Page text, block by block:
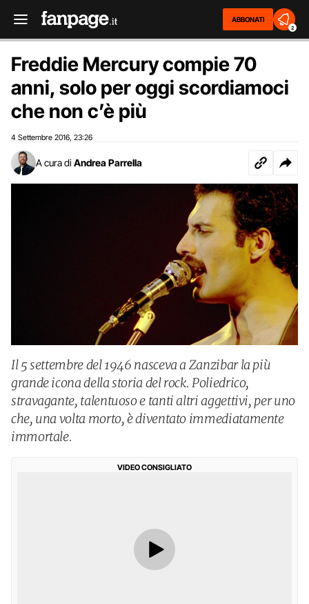
ABBONATI
2
Freddie Mercury compie 70
anni, solo per oggi scordiamoci
che non c’è più
4 Settembre 2016 23:26
A cura di Andrea Parrella
Il 5 settembre del 1946 nasceva a Zanzibar la più
grande icona della storia del rock. Poliedrico,
stravagante, talentuoso e tanti altri aggettivi, per uno
che, una volta morto, è diventato immediatamente
immortale.
VIDEO CONSIGLIATO